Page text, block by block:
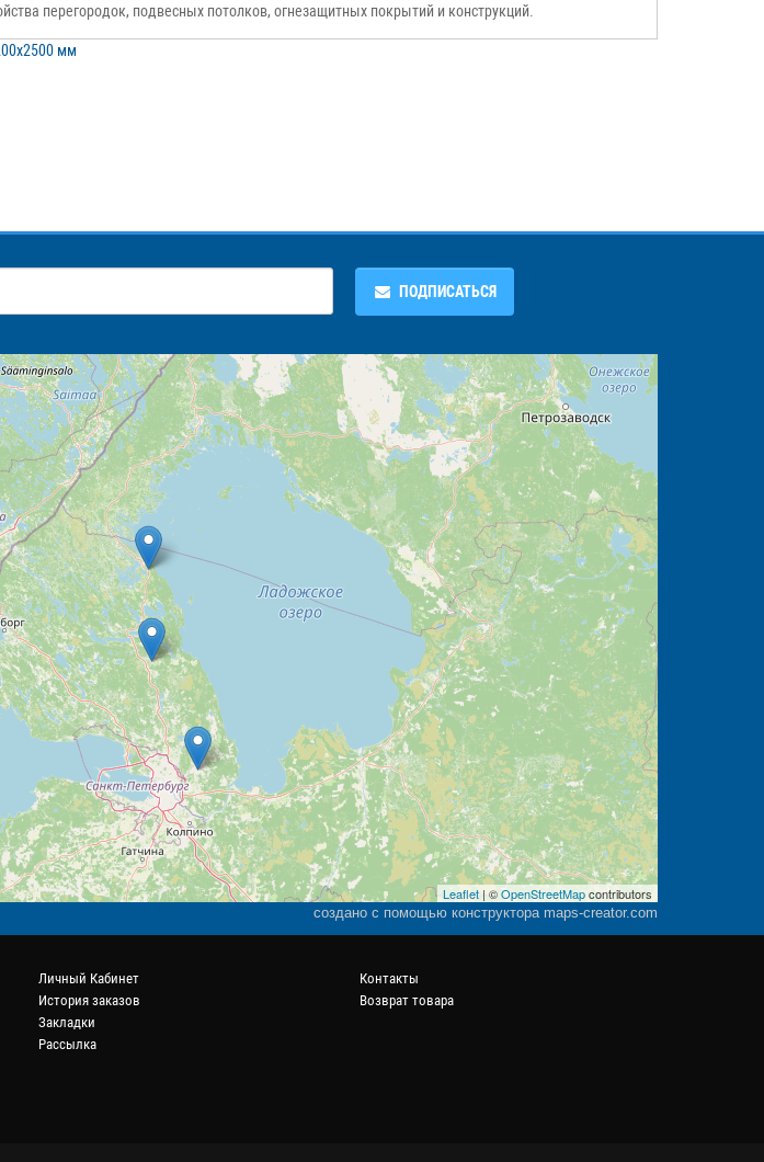
перегородок, подвесных потолков, огнезащитных покрытий и конструкций.
мм
ПОДПИСАТЬСЯ
Leaflet | ©OpenStreetMapcontributors
создано с помощью конструктора maps-creator.com
Личный Кабинет
История заказов
Закладки
Рассылка
Контакты
Возврат товара